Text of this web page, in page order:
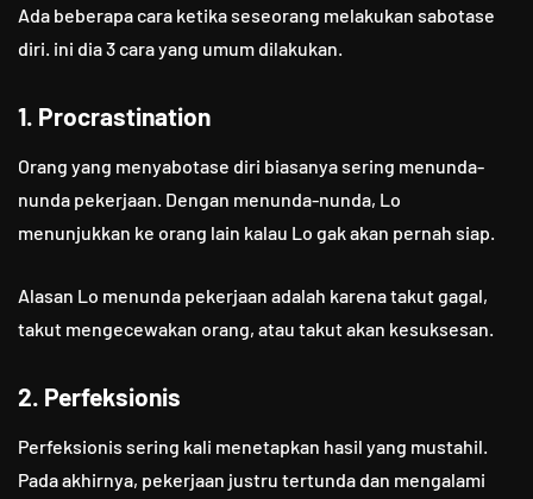
Ada beberapa cara ketika seseorang melakukan sabotase
diri. ini dia 3 cara yang umum dilakukan.
1. Procrastination
Orang yang menyabotase diri biasanya sering menunda-
nunda pekerjaan. Dengan menunda-nunda, Lo
menunjukkan ke orang lain kalau Lo gak akan pernah siap.
Alasan Lo menunda pekerjaan adalah karena takut gagal,
takut mengecewakan orang, atau takut akan kesuksesan.
2. Perfeksionis
Perfeksionis sering kali menetapkan hasil yang mustahil.
Pada akhirnya, pekerjaan justru tertunda dan mengalami